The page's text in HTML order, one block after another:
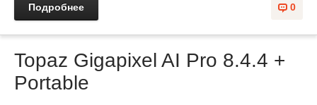
0
Подробнее
Topaz Gigapixel AI Pro 8.4.4 +
Portable